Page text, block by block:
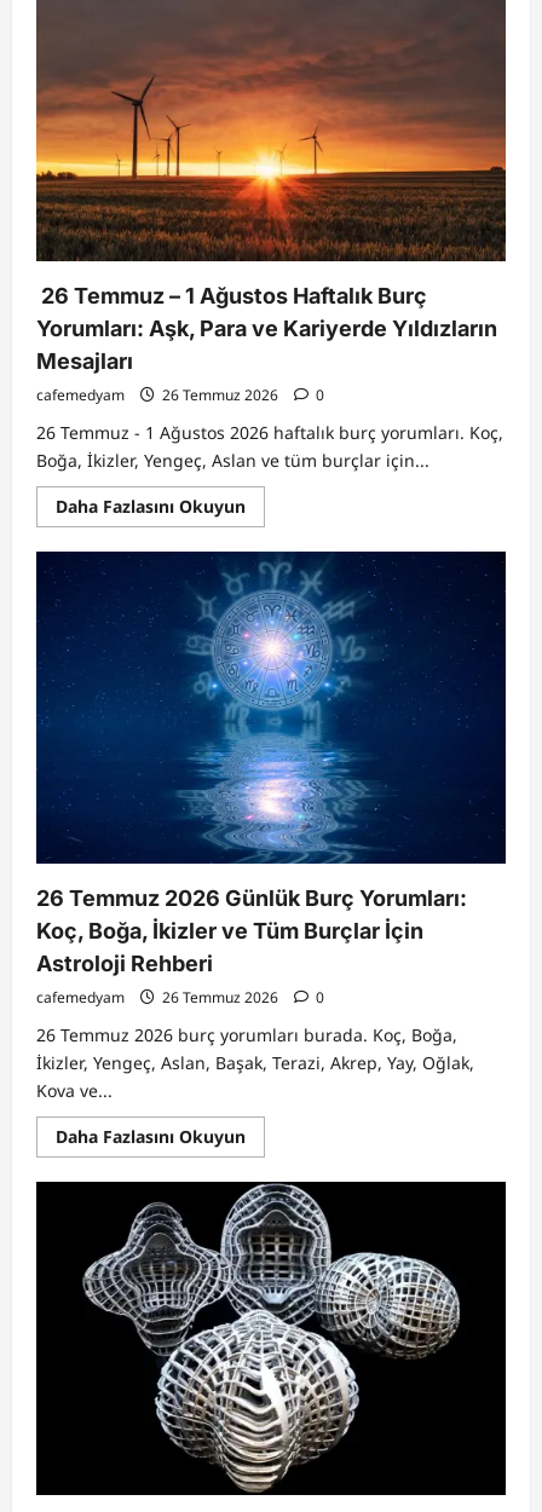
Bakımı,
Sağlık
Tercihleri
ve
Ailelerin
Zor
Kararları
26 Temmuz – 1 Ağustos Haftalık Burç
Yorumları: Aşk, Para ve Kariyerde Yıldızların
Mesajları
cafemedyam 26 Temmuz 2026 0
26 Temmuz - 1 Ağustos 2026 haftalık burç yorumları. Koç,
Boğa, İkizler, Yengeç, Aslan ve tüm burçlar için...
Daha Fazlasını OkuyunRead
more
26
Temmuz
–
1
Ağustos
Haftalık
Burç
Yorumları:
Aşk,
Para
ve
Kariyerde
Yıldızların
Mesajları
26 Temmuz 2026 Günlük Burç Yorumları:
Koç, Boğa, İkizler ve Tüm Burçlar İçin
Astroloji Rehberi
cafemedyam 26 Temmuz 2026 0
26 Temmuz 2026 burç yorumları burada. Koç, Boğa,
İkizler, Yengeç, Aslan, Başak, Terazi, Akrep, Yay, Oğlak,
Kova ve...
Daha Fazlasını OkuyunRead
more
26
Temmuz
2026
Günlük
Burç
Yorumları:
Koç,
Boğa,
İkizler
ve
Tüm
Burçlar
İçin
Astroloji
Rehberi